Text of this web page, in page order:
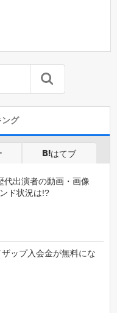
ング
はてブ
代出演者の動画・画像
ド状況は!?
ザップ入会金が無料にな